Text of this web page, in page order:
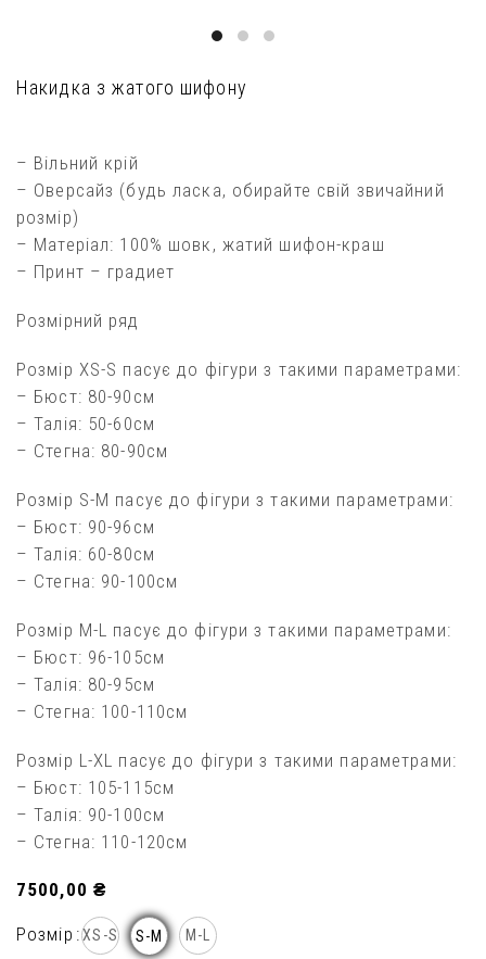
Накидка з жатого шифону
– Вільний крiй
– Оверсайз (будь ласка, обирайте свій звичайний
розмір)
– Матеріал: 100% шовк, жатий шифон-краш
– Принт – градиет
Розмірний ряд
Розмір XS-S пасує до фігури з такими параметрами:
– Бюст: 80-90см
– Талія: 50-60см
– Стегна: 80-90см
Розмір S-M пасує до фігури з такими параметрами:
– Бюст: 90-96см
– Талія: 60-80см
– Стегна: 90-100см
Розмір М-L пасує до фігури з такими параметрами:
– Бюст: 96-105см
– Талія: 80-95см
– Стегна: 100-110см
Розмір L-XL пасує до фігури з такими параметрами:
– Бюст: 105-115см
– Талія: 90-100см
– Стегна: 110-120см
7500,00 ₴
Розмір XS-S S-M M-L